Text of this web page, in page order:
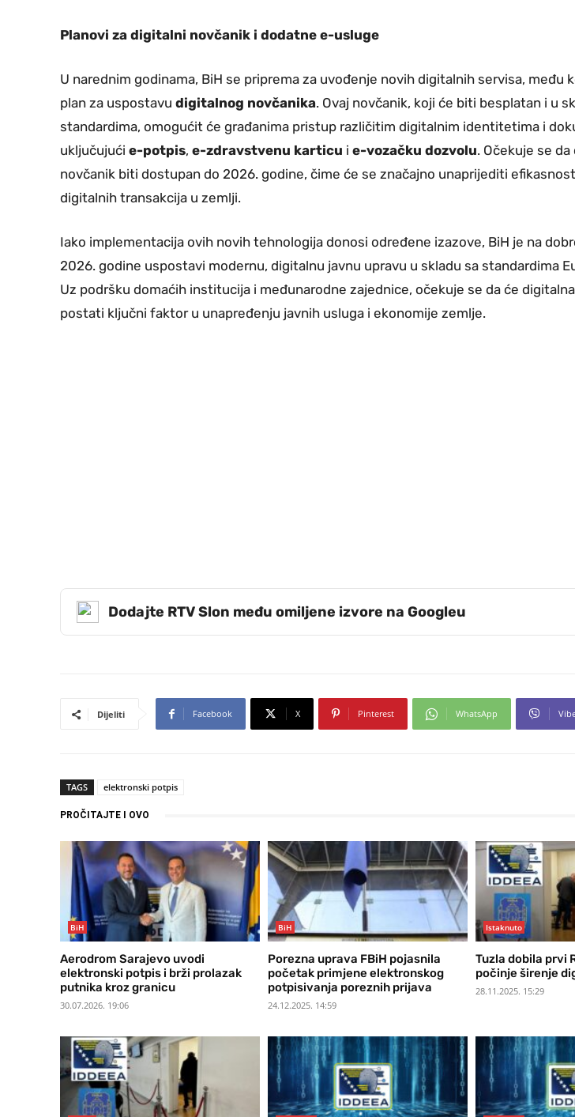
Planovi za digitalni novčanik i dodatne e-usluge
U narednim godinama, BiH se priprema za uvođenje novih digitalnih servisa, među
plan za uspostavu digitalnog novčanika. Ovaj novčanik, koji će biti besplatan i u
standardima, omogućit će građanima pristup različitim digitalnim identitetima i
uključujući e-potpis, e-zdravstvenu karticu i e-vozačku dozvolu. Očekuje se
novčanik biti dostupan do 2026. godine, čime će se značajno unaprijediti
digitalnih transakcija u zemlji.
Iako implementacija ovih novih tehnologija donosi određene izazove, BiH je na
2026. godine uspostavi modernu, digitalnu javnu upravu u skladu sa standardima
Uz podršku domaćih institucija i međunarodne zajednice, očekuje se da će
postati ključni faktor u unapređenju javnih usluga i ekonomije zemlje.
Dodajte RTV Slon među omiljene izvore na Googleu
Dijeliti Facebook X Pinterest WhatsApp
TAGS elektronski potpis
PROČITAJTE I OVO
BiH
Aerodrom Sarajevo uvodi
elektronski potpis i brži prolazak
putnika kroz granicu
30.07.2026. 19:06
BiH
Porezna uprava FBiH pojasnila
početak primjene elektronskog
potpisivanja poreznih prijava
24.12.2025. 14:59
Istaknuto
Tuzla dobila prvi
počinje širenje
28.11.2025. 15:29